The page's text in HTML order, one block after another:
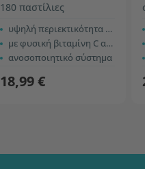
180 παστίλιες
υψηλή περιεκτικότητα σε πολυφαινόλες
με φυσική βιταμίνη C από ασερόλα
ανοσοποιητικό σύστημα
18,99 €